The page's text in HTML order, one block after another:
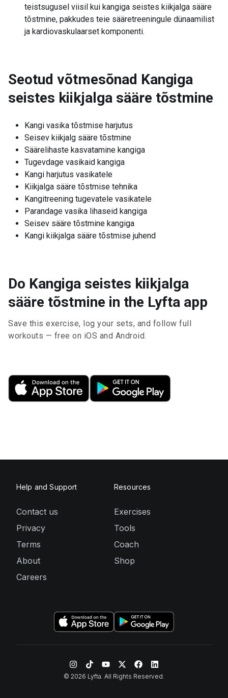
teistsugusel viisil kui kangiga seistes kiikjalga sääre
tõstmine, pakkudes teie sääretreeningule dünaamilist
ja kardiovaskulaarset komponenti.
Seotud võtmesõnad Kangiga
seistes kiikjalga sääre tõstmine
Kangi vasika tõstmise harjutus
Seisev kiikjalg sääre tõstmine
Säärelihaste kasvatamine kangiga
Tugevdage vasikaid kangiga
Kangi harjutus vasikatele
Kiikjalga sääre tõstmise tehnika
Kangitreening tugevatele vasikatele
Parandage vasika lihaseid kangiga
Seisev sääre tõstmine kangiga
Kangi kiikjalga sääre tõstmise juhend
Do Kangiga seistes kiikjalga
sääre tõstmine in the Lyfta app
Save this exercise, log your sets, and follow full
workouts — free on iOS and Android.
Help and Support
Contact us
Privacy
Terms
About
Careers
Resources
Exercises
Tools
Coach
Shop
© 2026 Lyfta. All Rights Reserved.